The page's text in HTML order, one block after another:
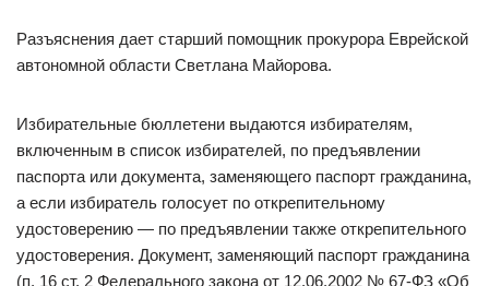
Разъяснения дает старший помощник прокурора Еврейской
автономной области Светлана Майорова.
Избирательные бюллетени выдаются избирателям,
включенным в список избирателей, по предъявлении
паспорта или документа, заменяющего паспорт гражданина,
а если избиратель голосует по открепительному
удостоверению — по предъявлении также открепительного
удостоверения. Документ, заменяющий паспорт гражданина
(п. 16 ст. 2 Федерального закона от 12.06.2002 № 67-ФЗ «Об